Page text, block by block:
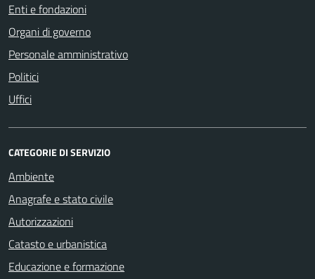
Enti e fondazioni
Organi di governo
Personale amministrativo
Politici
Uffici
CATEGORIE DI SERVIZIO
Ambiente
Anagrafe e stato civile
Autorizzazioni
Catasto e urbanistica
Educazione e formazione